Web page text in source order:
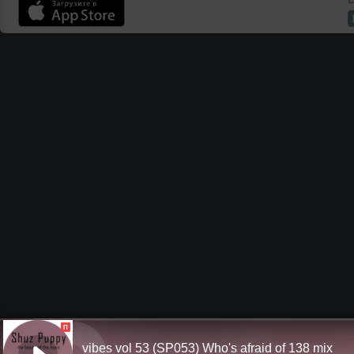
П
vibes vol 53 (SP053) Who's afraid of 138 mix